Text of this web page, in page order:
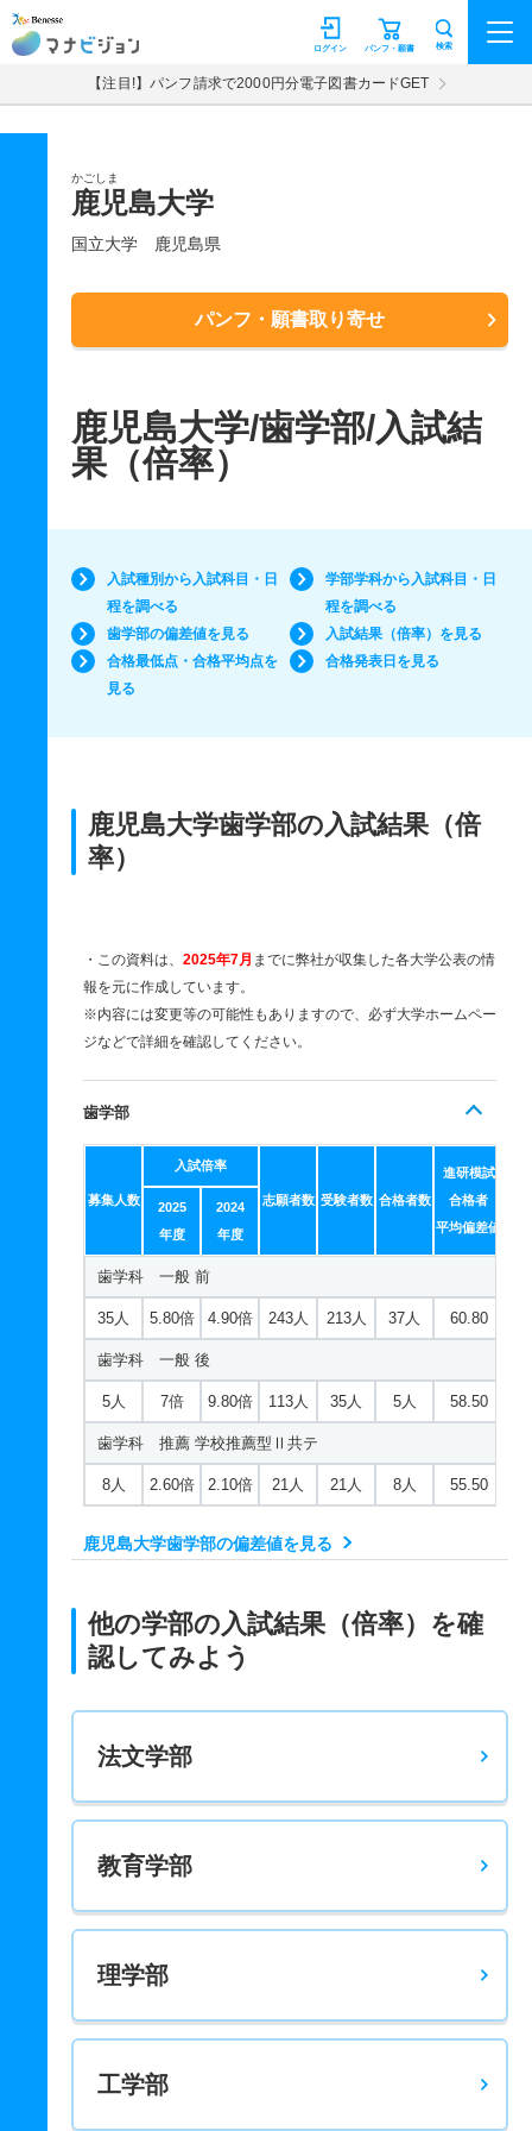
マナビジョン パンフ・願書
ログイン 検索
【注目!】パンフ請求で2000円分電子図書カードGET
かごしま
鹿児島大学
国立大学 鹿児島県
パンフ・願書取り寄せ
鹿児島大学/歯学部/入試結
果（倍率）
入試種別から入試科目・日
程を調べる
学部学科から入試科目・日
程を調べる
歯学部の偏差値を見る
入試結果（倍率）を見る
合格最低点・合格平均点を
見る
合格発表日を見る
鹿児島大学歯学部の入試結果（倍
率）
・この資料は、 2025年7月 までに弊社が収集した各大学公表の情
報を元に作成しています。
※内容には変更等の可能性もありますので、必ず大学ホームペー
ジなどで詳細を確認してください。
歯学部
募集人数
入試倍率
志願者数 受験者数 合格者数
進研模試
合格者
平均偏差値
2025
年度
2024
年度
歯学科 一般 前
35人 5.80倍 4.90倍 243人 213人 37人 60.80
歯学科 一般 後
5人 7倍 9.80倍 113人 35人 5人 58.50
歯学科 推薦 学校推薦型Ⅱ共テ
8人 2.60倍 2.10倍 21人 21人 8人 55.50
鹿児島大学歯学部の偏差値を見る
他の学部の入試結果（倍率）を確
認してみよう
法文学部
教育学部
理学部
工学部